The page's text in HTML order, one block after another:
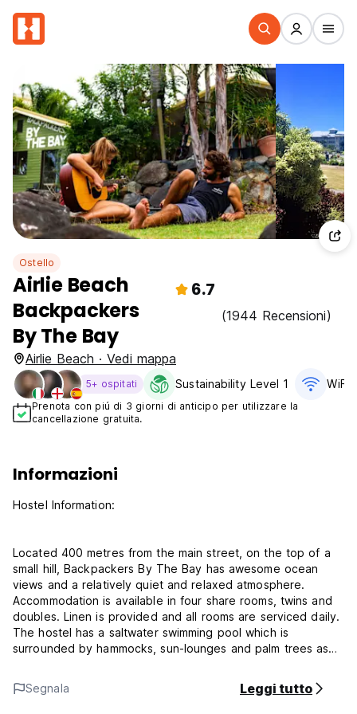
Ostello
Airlie Beach
Backpackers
By The Bay
6.7
(1944 Recensioni)
Airlie Beach · Vedi mappa
5+ ospitati Sustainability Level 1 WiFi
Prenota con piú di 3 giorni di anticipo per utilizzare la
cancellazione gratuita.
Informazioni
Hostel Information:
Located 400 metres from the main street, on the top of a
small hill, Backpackers By The Bay has awesome ocean
views and a relatively quiet and relaxed atmosphere.
Accommodation is available in four share rooms, twins and
doubles. Linen is provided and all rooms are serviced daily.
The hostel has a saltwater swimming pool which is
surrounded by hammocks, sun-lounges and palm trees as
with crockery, cutlery and utensils is provided, as is a
laundry. The games room has internet access, a phone for
Segnala Leggi tutto